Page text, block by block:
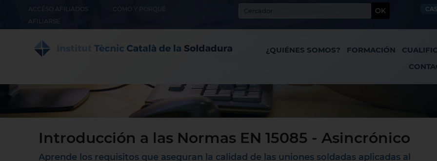
ACCÉSO AFILIADOS
CÓMO Y PORQUÉ
AFILIARSE
OK
¿QUIÉNES SOMOS? FORMACIÓN
Introducción a las Normas EN 15085 - Asincrónico
Aprende los requisitos que aseguran la calidad de las uniones soldadas aplicadas al